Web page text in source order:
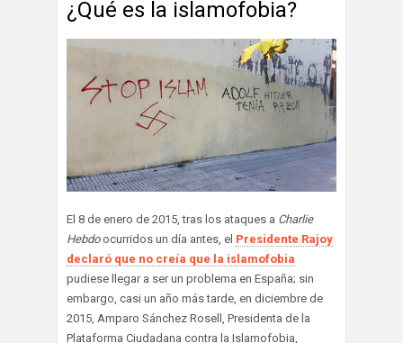
¿Qué es la islamofobia?
El 8 de enero de 2015, tras los ataques a Charlie
Hebdoocurridos un día antes, el Presidente Rajoy
declaró que no creía que la islamofobia
pudiese llegar a ser un problema en España; sin
embargo, casi un año más tarde, en diciembre de
2015, Amparo Sánchez Rosell, Presidenta de la
Plataforma Ciudadana contra la Islamofobia,